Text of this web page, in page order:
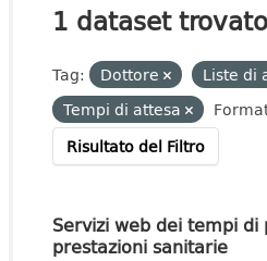
1 dataset trovato
Tag: Dottore
Liste di
Tempi di attesa
Risultato del Filtro
Servizi web dei tempi
prestazioni sanitarie